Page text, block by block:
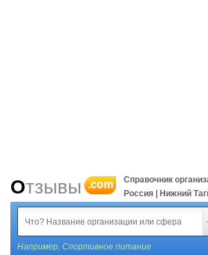
Отзывы .com
Справочник
Россия | Нижний
Например, Спортивное питание